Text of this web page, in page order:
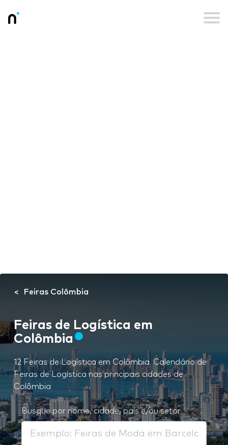
Feiras Colômbia
Feiras de Logística em
Colômbia
12 Feiras de Logística em Colômbia. Calendário de
Feiras de Logística nas principais cidades de
Colômbia
Busque por nome, cidade, país e/ou setor